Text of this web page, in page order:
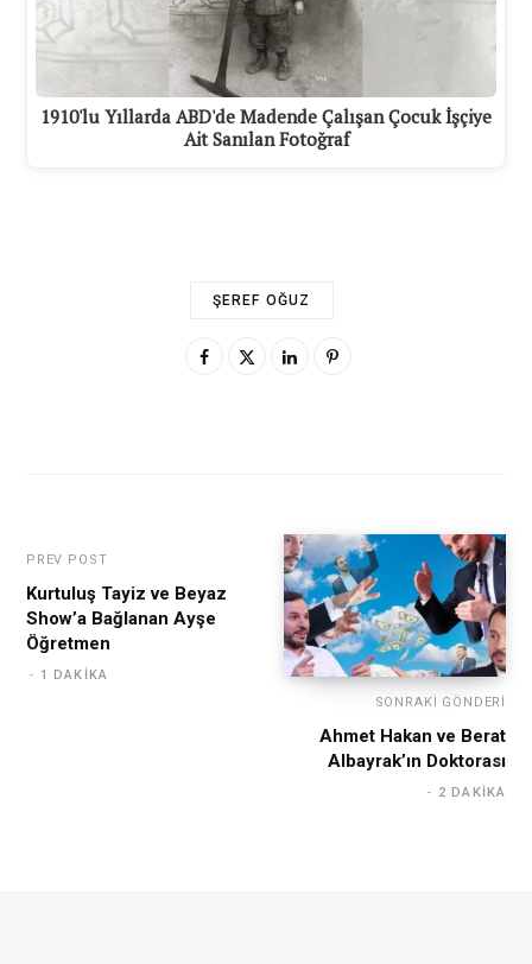
1910'lu Yıllarda ABD'de Madende Çalışan Çocuk İşçiye
Ait Sanılan Fotoğraf
ŞEREF OĞUZ
PREV POST
Kurtuluş Tayiz ve Beyaz
Show’a Bağlanan Ayşe
Öğretmen
1 DAKIKA
SONRAKI GÖNDERI
Ahmet Hakan ve Berat
Albayrak’ın Doktorası
2 DAKIKA